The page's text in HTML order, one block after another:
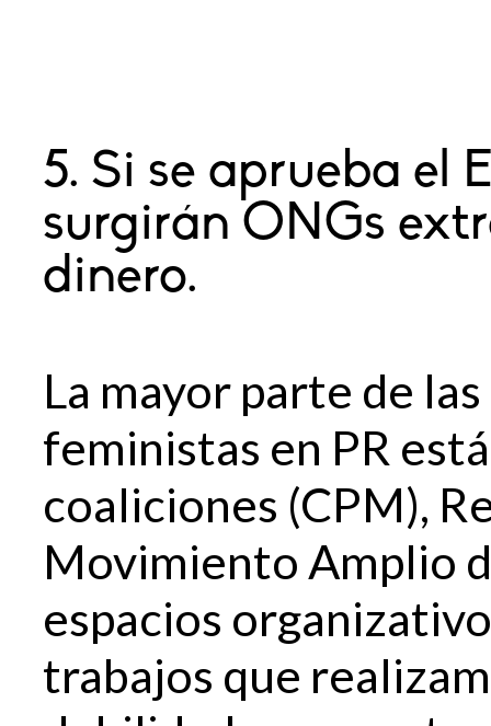
5. Si se aprueba el
surgirán ONGs
dinero.
La mayor parte de
feministas en PR
coaliciones (CPM),
Movimiento Amplio
espacios
trabajos que